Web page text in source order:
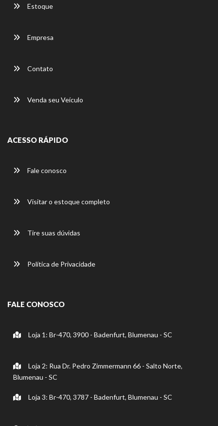
Estoque
Empresa
Contato
Venda seu Veículo
ACESSO RÁPIDO
Fale conosco
Visitar o estoque completo
Tire suas dúvidas
Política de Privacidade
FALE CONOSCO
Loja 1: Br-470, 3900 - Badenfurt, Blumenau - SC
Loja 2: Rua Dr. Pedro Zimmermann 66 - Salto Norte,
Blumenau - SC
Loja 3: Br-470, 3787 - Badenfurt, Blumenau - SC